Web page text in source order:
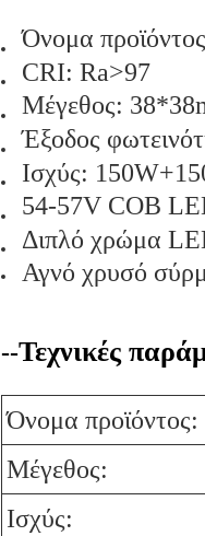
Όνομα
CRI: Ra>97
Μέγεθος:
Έξοδος
Ισχύς:
54-57V COB
Διπλό χρώμα
Αγνό χρυσό
--Τεχνικές
Όνομα προϊόντος:
Μέγεθος:
Ισχύς: